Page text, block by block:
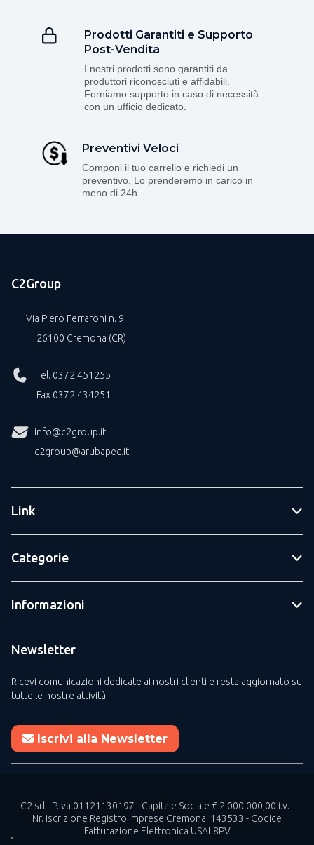
Prodotti Garantiti e Supporto
Post-Vendita
I nostri prodotti sono garantiti da
produttori riconosciuti e affidabili.
Forniamo supporto in caso di necessità
con un ufficio dedicato.
Preventivi Veloci
Componi il tuo carrello e richiedi un
preventivo. Lo prenderemo in carico in
meno di 24h.
C2Group
Via Piero Ferraroni n. 9
26100 Cremona (CR)
Tel. 0372 451255
Fax 0372 434251
info@c2group.it
c2group@arubapec.it
Link
Categorie
Informazioni
Newsletter
Ricevi comunicazioni dedicate ai nostri clienti e resta aggiornato su
tutte le nostre attività.
Iscrivi alla Newsletter
C2 srl - P.iva 01121130197 - Capitale Sociale € 2.000.000,00 i.v. -
Nr. iscrizione Registro Imprese Cremona: 143533 - Codice
Fatturazione Elettronica USAL8PV